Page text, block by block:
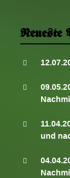
n
Neueste
und